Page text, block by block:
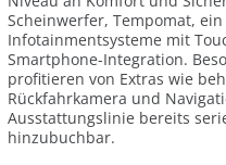
Scheinwerfer, Tempomat,
Infotainmentsysteme mit
Smartphone-Integration.
profitieren von Extras wie
Rückfahrkamera und
Ausstattungslinie bereits
hinzubuchbar.